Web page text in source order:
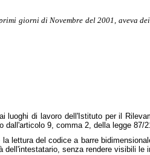
giorni di Novembre del 2001, aveva
di lavoro dell'Istituto per il
9, comma 2, della legge 87/
lettura del codice a barre
senza rendere visibili le